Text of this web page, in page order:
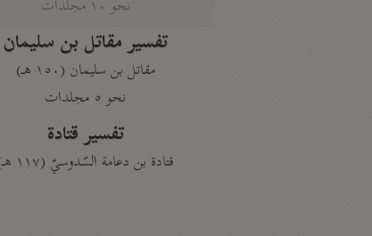
نحو ١٠ مجلدات
تفسير مقاتل بن سليمان
مقاتل بن سليمان (١٥٠ هـ)
نحو ٥ مجلدات
تفسير قتادة
قتادة بن دعامة السّدوسيّ (١١٧ هـ)